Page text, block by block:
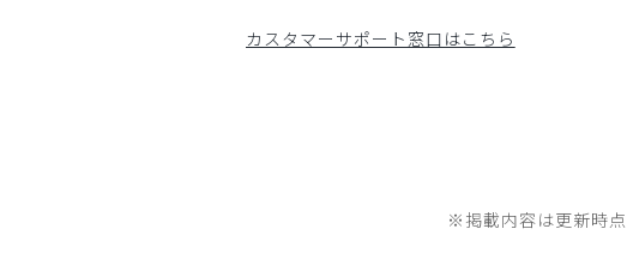
カスタマーサポート窓口はこちら
※掲載内容は更新時